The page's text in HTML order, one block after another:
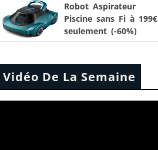
Robot Aspirateur
Piscine sans Fi à 199€
seulement (-60%)
Vidéo De La Semaine